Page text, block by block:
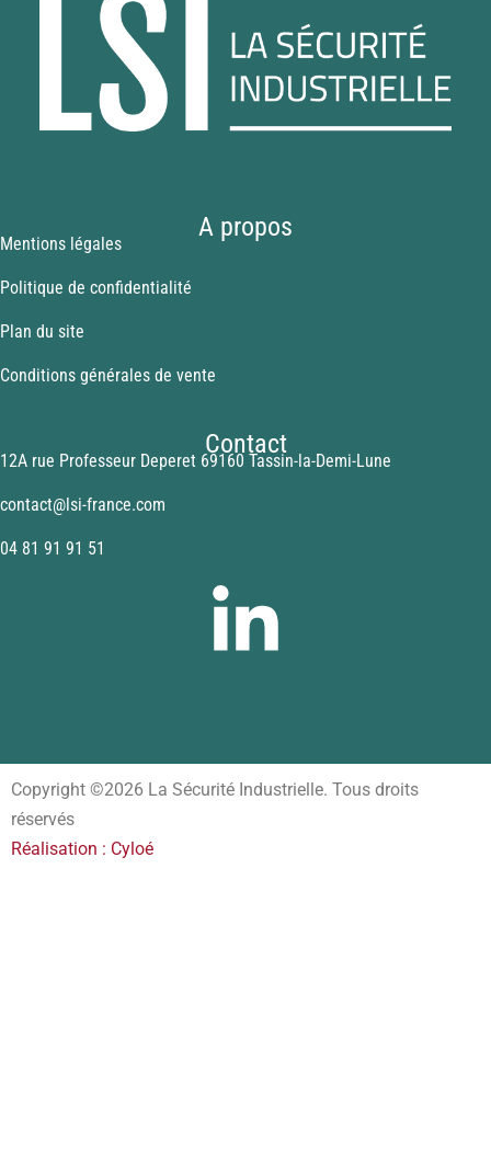
A propos
Mentions légales
Politique de confidentialité
Plan du site
Conditions générales de vente
Contact
12A rue Professeur Deperet 69160 Tassin-la-Demi-Lune
contact@lsi-france.com
04 81 91 91 51
Copyright ©2026 La Sécurité Industrielle. Tous droits
réservés
Réalisation : Cyloé